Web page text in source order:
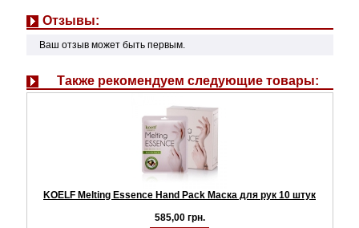
Отзывы:
Ваш отзыв может быть первым.
Также рекомендуем следующие товары:
KOELF Melting Essence Hand Pack Маска для рук 10 штук
585,00 грн.